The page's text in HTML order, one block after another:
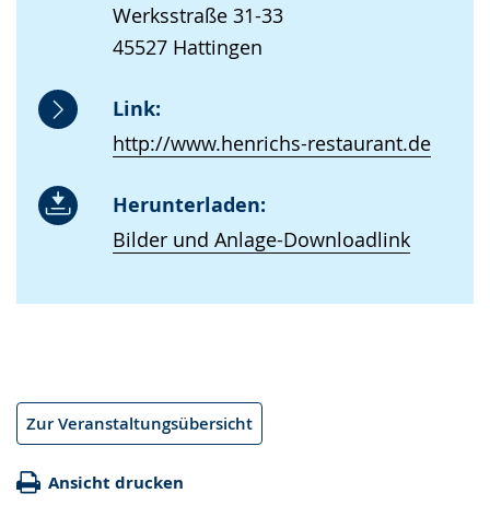
Werksstraße 31-33
45527 Hattingen
Link:
http://www.henrichs-restaurant.de
Herunterladen:
Bilder und Anlage-Downloadlink
Zur Veranstaltungsübersicht
Ansicht drucken